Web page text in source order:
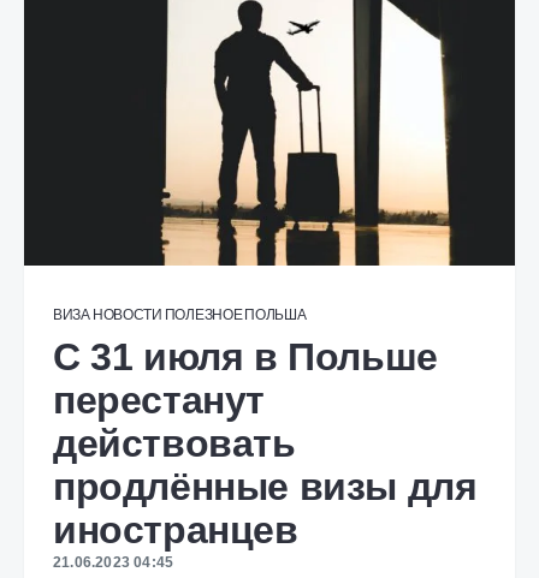
ВИЗА НОВОСТИ ПОЛЕЗНОЕ ПОЛЬША
С 31 июля в Польше
перестанут
действовать
продлённые визы для
иностранцев
21.06.2023 04:45